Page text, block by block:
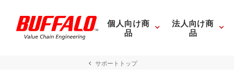
個人向け商
品
法人向け商
品
サポートトップ